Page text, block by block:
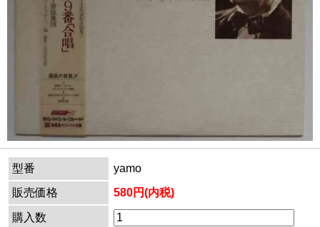
型番
yamo
販売価格
580円(内税)
購入数